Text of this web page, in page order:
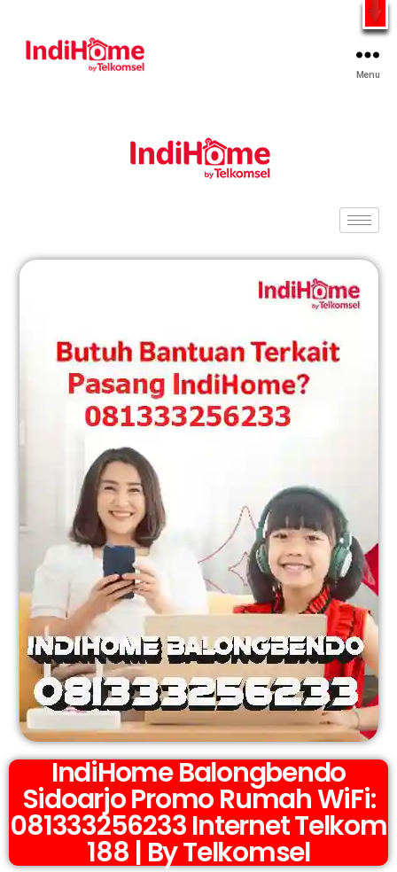
Gratis Pasang Dengan Bayar PDD2 | WiFi 200Rb an By
Menu
IndiHome Balongbendo
Sidoarjo Promo Rumah WiFi:
081333256233 Internet Telkom
188 | By Telkomsel